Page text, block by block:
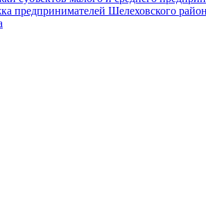
предпринимателей Шелеховского